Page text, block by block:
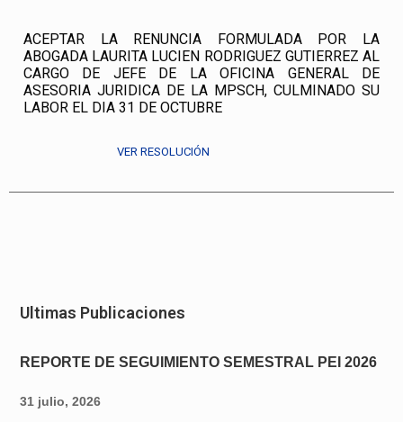
ACEPTAR LA RENUNCIA FORMULADA POR LA
ABOGADA LAURITA LUCIEN RODRIGUEZ GUTIERREZ AL
CARGO DE JEFE DE LA OFICINA GENERAL DE
ASESORIA JURIDICA DE LA MPSCH, CULMINADO SU
LABOR EL DIA 31 DE OCTUBRE
VER RESOLUCIÓN
Ultimas Publicaciones
REPORTE DE SEGUIMIENTO SEMESTRAL PEI 2026
31 julio, 2026